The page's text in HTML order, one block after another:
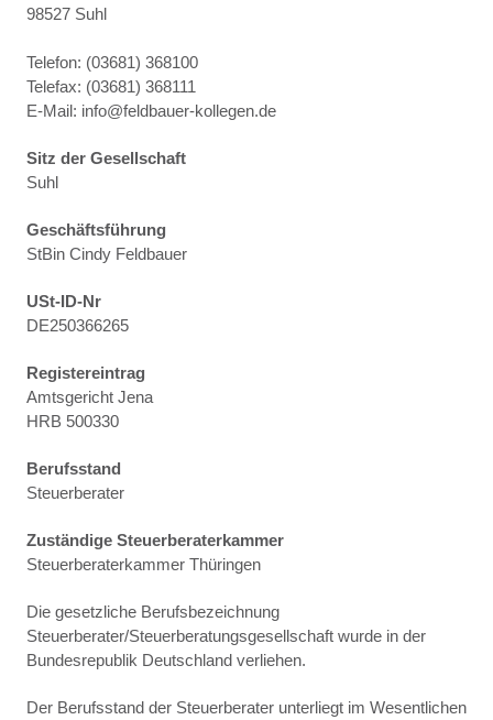
98527 Suhl
Telefon: (03681) 368100
Telefax: (03681) 368111
E-Mail: info@feldbauer-kollegen.de
Sitz der Gesellschaft
Suhl
Geschäftsführung
StBin Cindy Feldbauer
USt-ID-Nr
DE250366265
Registereintrag
Amtsgericht Jena
HRB 500330
Berufsstand
Steuerberater
Zuständige Steuerberaterkammer
Steuerberaterkammer Thüringen
Die gesetzliche Berufsbezeichnung
Steuerberater/Steuerberatungsgesellschaft wurde in der
Bundesrepublik Deutschland verliehen.
Der Berufsstand der Steuerberater unterliegt im Wesentlichen